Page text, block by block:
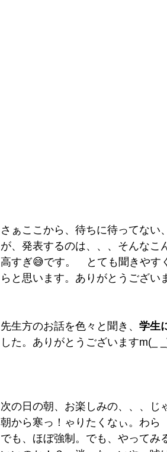
さぁここから、待ちに待ってない、
が、発表するのは、、、そんなこ
高すぎ😅です。　とても聞きやす
らと思います。ありがとうござい
先生方のお話を色々と聞き、 学生
した。ありがとうございますm(_
次の日の朝、お楽しみの、、、じ
朝から寒っ！ゃりたくなぃ。わら
でも、ほぼ強制。でも、やってみ